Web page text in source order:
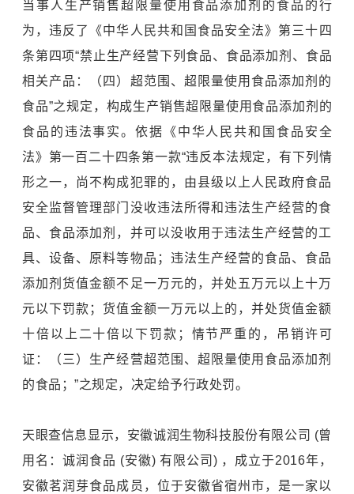
当事人生产销售超限量使用食品添加剂的食品的行
为，违反了《中华人民共和国食品安全法》第三十四
条第四项“禁止生产经营下列食品、食品添加剂、食品
相关产品：（四）超范围、超限量使用食品添加剂的
食品”之规定，构成生产销售超限量使用食品添加剂的
食品的违法事实。依据《中华人民共和国食品安全
法》第一百二十四条第一款“违反本法规定，有下列情
形之一，尚不构成犯罪的，由县级以上人民政府食品
安全监督管理部门没收违法所得和违法生产经营的食
品、食品添加剂，并可以没收用于违法生产经营的工
具、设备、原料等物品；违法生产经营的食品、食品
添加剂货值金额不足一万元的，并处五万元以上十万
元以下罚款；货值金额一万元以上的，并处货值金额
十倍以上二十倍以下罚款；情节严重的，吊销许可
证：（三）生产经营超范围、超限量使用食品添加剂
的食品；”之规定，决定给予行政处罚。
天眼查信息显示，安徽诚润生物科技股份有限公司 (曾
用名：诚润食品 (安徽) 有限公司) ，成立于2016年，
安徽茗润芽食品成员，位于安徽省宿州市，是一家以